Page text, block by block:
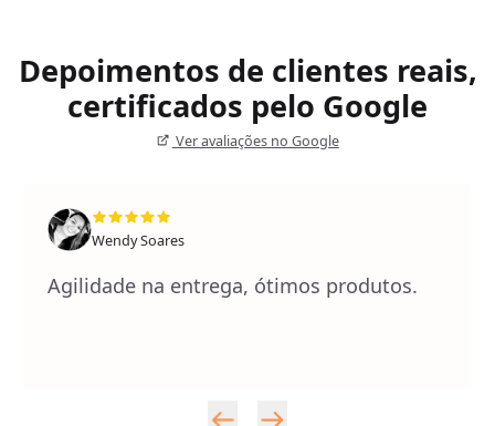
Depoimentos de clientes reais,
certificados pelo Google
Ver avaliações no Google
Wendy Soares
Agilidade na entrega, ótimos produtos.